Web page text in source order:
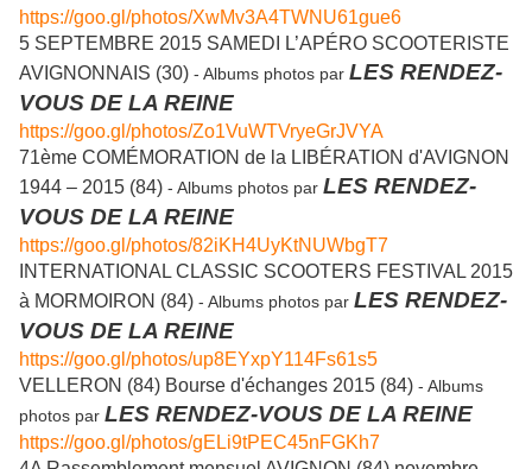
https://goo.gl/photos/XwMv3A4TWNU61gue6
5 SEPTEMBRE 2015 SAMEDI L’APÉRO SCOOTERISTE
AVIGNONNAIS (30) - Albums photos par LES RENDEZ-
VOUS DE LA REINE
https://goo.gl/photos/Zo1VuWTVryeGrJVYA
71ème COMÉMORATION de la LIBÉRATION d'AVIGNON
1944 – 2015 (84) - Albums photos par LES RENDEZ-
VOUS DE LA REINE
https://goo.gl/photos/82iKH4UyKtNUWbgT7
INTERNATIONAL CLASSIC SCOOTERS FESTIVAL 2015
à MORMOIRON (84) - Albums photos par LES RENDEZ-
VOUS DE LA REINE
https://goo.gl/photos/up8EYxpY114Fs61s5
VELLERON (84) Bourse d'échanges 2015 (84) - Albums
photos par LES RENDEZ-VOUS DE LA REINE
https://goo.gl/photos/gELi9tPEC45nFGKh7